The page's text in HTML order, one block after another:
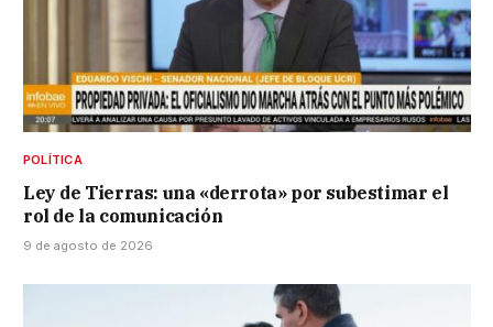
POLÍTICA
Ley de Tierras: una «derrota» por subestimar el
rol de la comunicación
9 de agosto de 2026